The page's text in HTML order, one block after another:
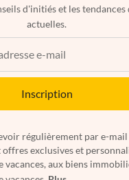
d'initiés et les tendances
actuelles.
Inscription
régulièrement par e-mail
exclusives et
vacances, aux biens